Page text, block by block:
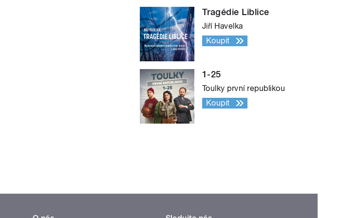
Tragédie Liblice
Jiří Havelka
Koupit
1-25
Toulky první republikou
Koupit